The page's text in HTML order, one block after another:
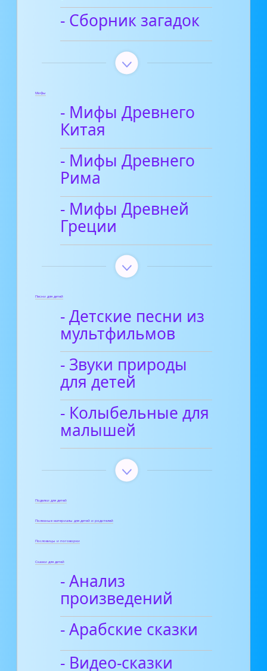
- Сборник загадок
Мифы
- Мифы Древнего
Китая
- Мифы Древнего
Рима
- Мифы Древней
Греции
Песни для детей
- Детские песни из
мультфильмов
- Звуки природы
для детей
- Колыбельные для
малышей
Поделки для детей
Полезные материалы для детей и родителей
Пословицы и поговорки
Сказки для детей
- Анализ
произведений
- Арабские сказки
- Видео-сказки